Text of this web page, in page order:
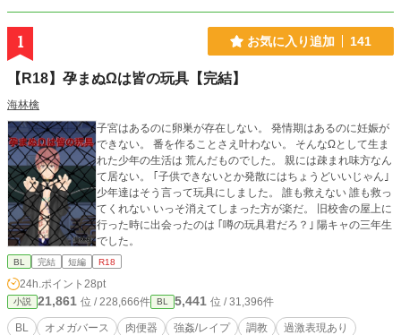
1 お気に入り追加 141
【R18】孕まぬΩは皆の玩具【完結】
海林檎
子宮はあるのに卵巣が存在しない。 発情期はあるのに妊娠が
できない。 番を作ることさえ叶わない。 そんなΩとして生ま
れた少年の生活は 荒んだものでした。 親には疎まれ味方なん
て居ない。 ｢子供できないとか発散にはちょうどいいじゃん｣
少年達はそう言って玩具にしました。 誰も救えない 誰も救っ
てくれない いっそ消えてしまった方が楽だ。 旧校舎の屋上に
行った時に出会ったのは ｢噂の玩具君だろ？｣ 陽キャの三年生
でした。
BL 完結 短編 R18
24h.ポイント 28pt
小説 21,861 位 / 228,666件 BL 5,441 位 / 31,396件
BL オメガバース 肉便器 強姦/レイプ 調教
過激表現あり